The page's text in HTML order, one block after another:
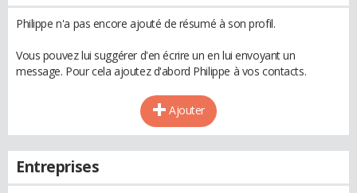
Philippe n'a pas encore ajouté de résumé à son profil.
Vous pouvez lui suggérer d'en écrire un en lui envoyant un
message. Pour cela ajoutez d'abord Philippe à vos contacts.
Ajouter
Entreprises